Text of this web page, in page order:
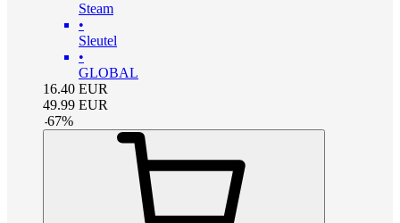
Steam
•
Sleutel
•
GLOBAL
16.40 EUR
49.99 EUR
-67%